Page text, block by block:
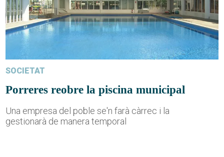
SOCIETAT
Porreres reobre la piscina municipal
Una empresa del poble se'n farà càrrec i la
gestionarà de manera temporal